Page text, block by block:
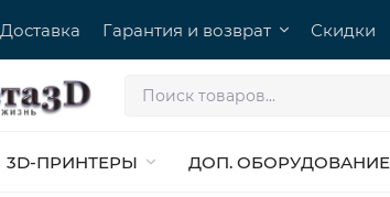
Доставка Гарантия и возврат Скидки
3D-ПРИНТЕРЫ ДОП. ОБОРУДОВАНИЕ